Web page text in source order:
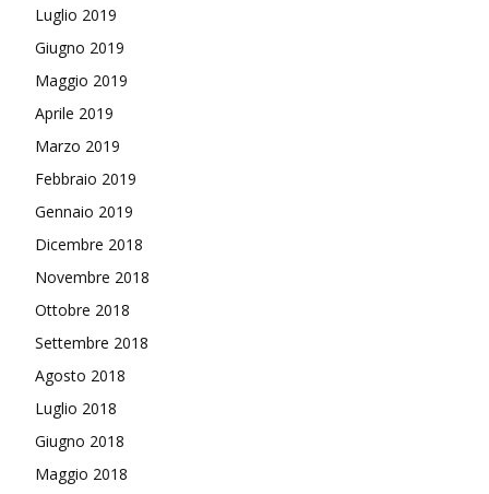
Luglio 2019
Giugno 2019
Maggio 2019
Aprile 2019
Marzo 2019
Febbraio 2019
Gennaio 2019
Dicembre 2018
Novembre 2018
Ottobre 2018
Settembre 2018
Agosto 2018
Luglio 2018
Giugno 2018
Maggio 2018